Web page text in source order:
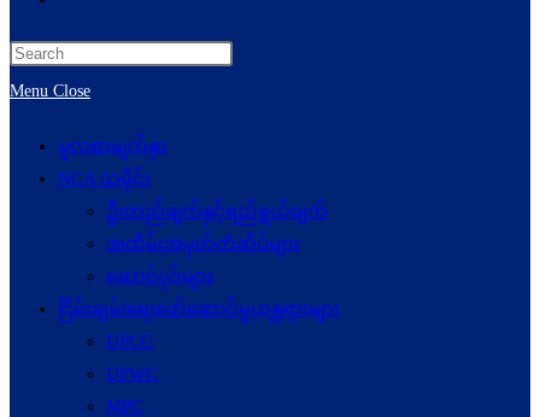
Menu Close
မူလစာမျက်နှာ
NCA သမိုင်း
ဦးတည်ချက်နှင့်ရည်ရွယ်ချက်
အထိမ်းအမှတ်တံဆိပ်များ
ဆောင်ပုဒ်များ
ငြိမ်းချမ်းရေးဖော်‌ဆောင်မှုယန္တရားများ
UPCC
UPWC
MPC